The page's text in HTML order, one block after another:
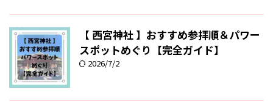
【 西宮神社 】おすすめ参拝順＆パワー
スポットめぐり【完全ガイド】
2026/7/2